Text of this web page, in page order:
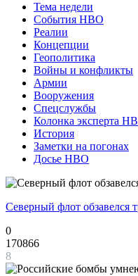
Тема недели
События НВО
Реалии
Концепции
Геополитика
Войны и конфликты
Армии
Вооружения
Спецслужбы
Колонка эксперта
История
Заметки на погонах
Досье НВО
Северный флот обзавелся
0
170866
8